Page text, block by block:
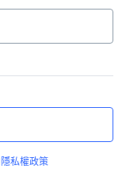
隱私權政策